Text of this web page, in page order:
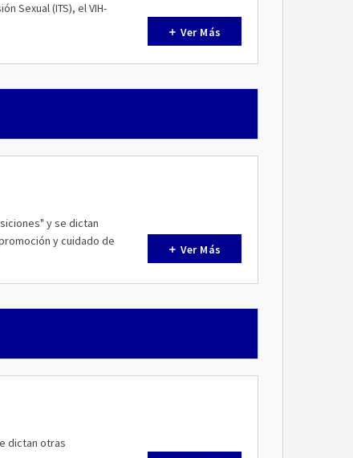
Sexual (ITS), el VIH-
Ver Más
y se dictan
y cuidado de
Ver Más
dictan otras